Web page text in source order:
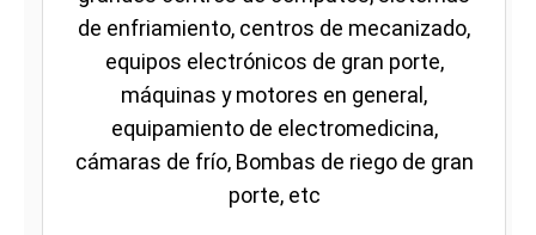
de enfriamiento, centros de mecanizado,
equipos electrónicos de gran porte,
máquinas y motores en general,
equipamiento de electromedicina,
cámaras de frío, Bombas de riego de gran
porte, etc